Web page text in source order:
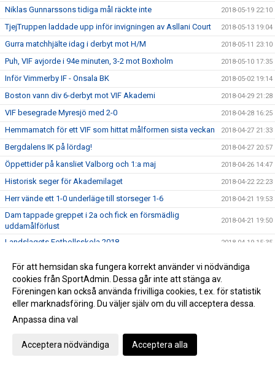
Niklas Gunnarssons tidiga mål räckte inte 2018-05-19 22:10
TjejTruppen laddade upp inför invigningen av Asllani Court 2018-05-13 19:04
Gurra matchhjälte idag i derbyt mot H/M 2018-05-11 23:10
Puh, VIF avjorde i 94e minuten, 3-2 mot Boxholm 2018-05-10 17:35
Inför Vimmerby IF - Onsala BK 2018-05-02 19:14
Boston vann div 6-derbyt mot VIF Akademi 2018-04-29 21:28
VIF besegrade Myresjö med 2-0 2018-04-28 16:25
Hemmamatch för ett VIF som hittat målformen sista veckan 2018-04-27 21:33
Bergdalens IK på lördag! 2018-04-27 20:57
Öppettider på kansliet Valborg och 1:a maj 2018-04-26 14:47
Historisk seger för Akademilaget 2018-04-22 22:23
Herr vände ett 1-0 underläge till storseger 1-6 2018-04-21 19:53
Dam tappade greppet i 2a och fick en försmädlig
uddamålförlust
2018-04-21 19:50
Landslagets Fotbollsskola 2018 2018-04-19 15:35
Ibra sköt in en poäng till VIF på stopptid
Äntligen avspark i seriespelet 2018-04-13 12:09
Succé igen, breddturneringens charm står sig över tid
För att hemsidan ska fungera korrekt använder vi nödvändiga
cookies från SportAdmin. Dessa går inte att stänga av.
Föreningen kan också använda frivilliga cookies, t.ex. för statistik
eller marknadsföring. Du väljer själv om du vill acceptera dessa.
Anpassa dina val
Acceptera nödvändiga Acceptera alla